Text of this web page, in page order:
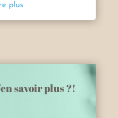
plus
savoir plus ?!